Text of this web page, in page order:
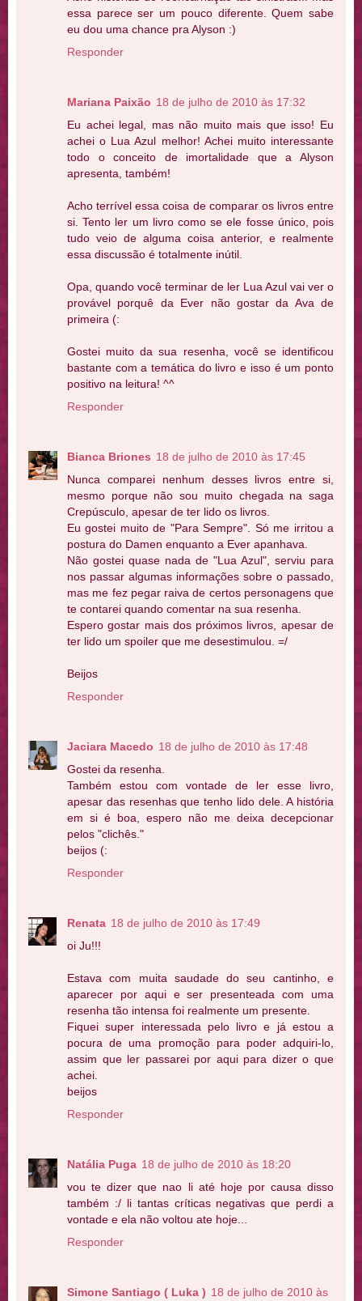
essa parece ser um pouco diferente. Quem sabe
eu dou uma chance pra Alyson :)
Responder
Mariana Paixão 18 de julho de 2010 às 17:32
Eu achei legal, mas não muito mais que isso! Eu
achei o Lua Azul melhor! Achei muito interessante
todo o conceito de imortalidade que a Alyson
apresenta, também!
Acho terrível essa coisa de comparar os livros entre
si. Tento ler um livro como se ele fosse único, pois
tudo veio de alguma coisa anterior, e realmente
essa discussão é totalmente inútil.
Opa, quando você terminar de ler Lua Azul vai ver o
provável porquê da Ever não gostar da Ava de
primeira (:
Gostei muito da sua resenha, você se identificou
bastante com a temática do livro e isso é um ponto
positivo na leitura! ^^
Responder
Bianca Briones 18 de julho de 2010 às 17:45
Nunca comparei nenhum desses livros entre si,
mesmo porque não sou muito chegada na saga
Crepúsculo, apesar de ter lido os livros.
Eu gostei muito de "Para Sempre". Só me irritou a
postura do Damen enquanto a Ever apanhava.
Não gostei quase nada de "Lua Azul", serviu para
nos passar algumas informações sobre o passado,
mas me fez pegar raiva de certos personagens que
te contarei quando comentar na sua resenha.
Espero gostar mais dos próximos livros, apesar de
ter lido um spoiler que me desestimulou. =/
Beijos
Responder
Jaciara Macedo 18 de julho de 2010 às 17:48
Gostei da resenha.
Também estou com vontade de ler esse livro,
apesar das resenhas que tenho lido dele. A história
em si é boa, espero não me deixa decepcionar
pelos "clichês."
beijos (:
Responder
Renata 18 de julho de 2010 às 17:49
oi Ju!!!
Estava com muita saudade do seu cantinho, e
aparecer por aqui e ser presenteada com uma
resenha tão intensa foi realmente um presente.
Fiquei super interessada pelo livro e já estou a
pocura de uma promoção para poder adquiri-lo,
assim que ler passarei por aqui para dizer o que
achei.
beijos
Responder
Natália Puga 18 de julho de 2010 às 18:20
vou te dizer que nao li até hoje por causa disso
também :/ li tantas críticas negativas que perdi a
vontade e ela não voltou ate hoje...
Responder
Simone Santiago ( Luka ) 18 de julho de 2010 às